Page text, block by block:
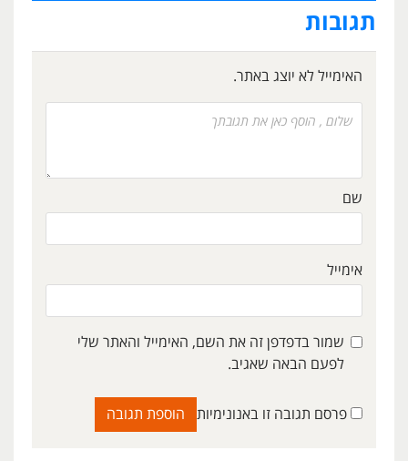
תגובות
האימייל לא יוצג באתר.
שם
אימייל
שמור בדפדפן זה את השם, האימייל והאתר שלי
לפעם הבאה שאגיב.
פרסם תגובה זו באנונימיות